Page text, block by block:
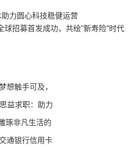
力圆心科技稳健运营
球招募首发成功，共绘"新寿险”时代
想触手可及，
益求职：助力
琢非凡生活的
通银行信用卡